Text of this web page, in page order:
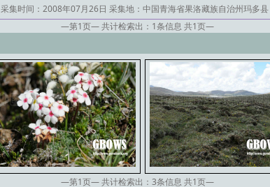
采集时间：2008年07月26日 采集地：中国青海省果洛藏族自治州玛多县
—第1页— 共计检索出： 1条信息 共1页—
—第1页— 共计检索出： 3条信息 共1页—